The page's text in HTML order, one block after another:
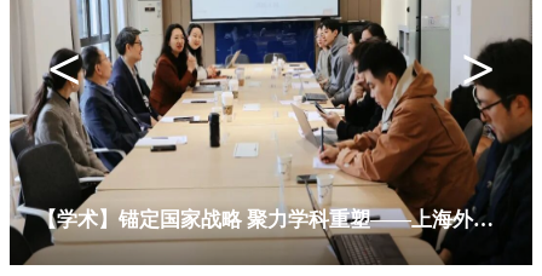
【学术】锚定国家战略 聚力学科重塑——上海外国语大学欧洲学院召开学科建设专家指导会
< >